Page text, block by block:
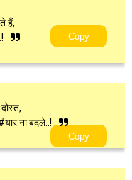
हैं,
Copy
ना बदले..!
Copy